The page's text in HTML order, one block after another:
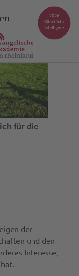
für die
der
und den
Interesse,